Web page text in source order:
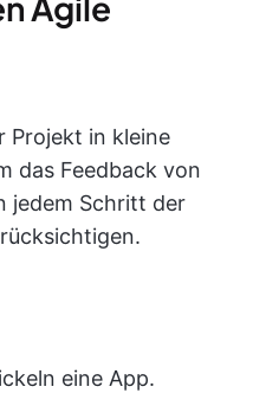
Projekt in kleine
das Feedback von
jedem Schritt der
eine App.